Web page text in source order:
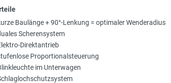
Baulänge + 90°-Lenkung = optimaler Wenderadius
Scherensystem
Direktantrieb
Proportionalsteuerung
im Unterwagen